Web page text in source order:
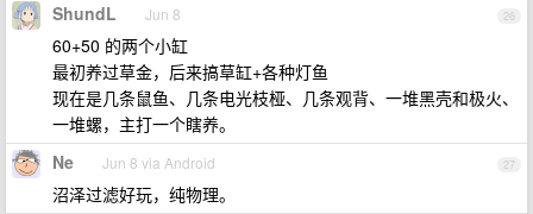
26
ShundL Jun 8
60+50 的两个小缸
最初养过草金，后来搞草缸+各种灯鱼
现在是几条鼠鱼、几条电光枝桠、几条观背、一堆黑壳和极火、
一堆螺，主打一个瞎养。
27
Ne Jun 8 via Android
沼泽过滤好玩，纯物理。